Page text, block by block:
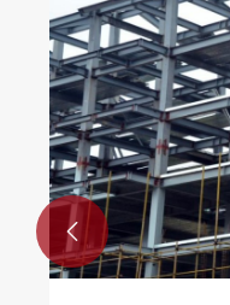
